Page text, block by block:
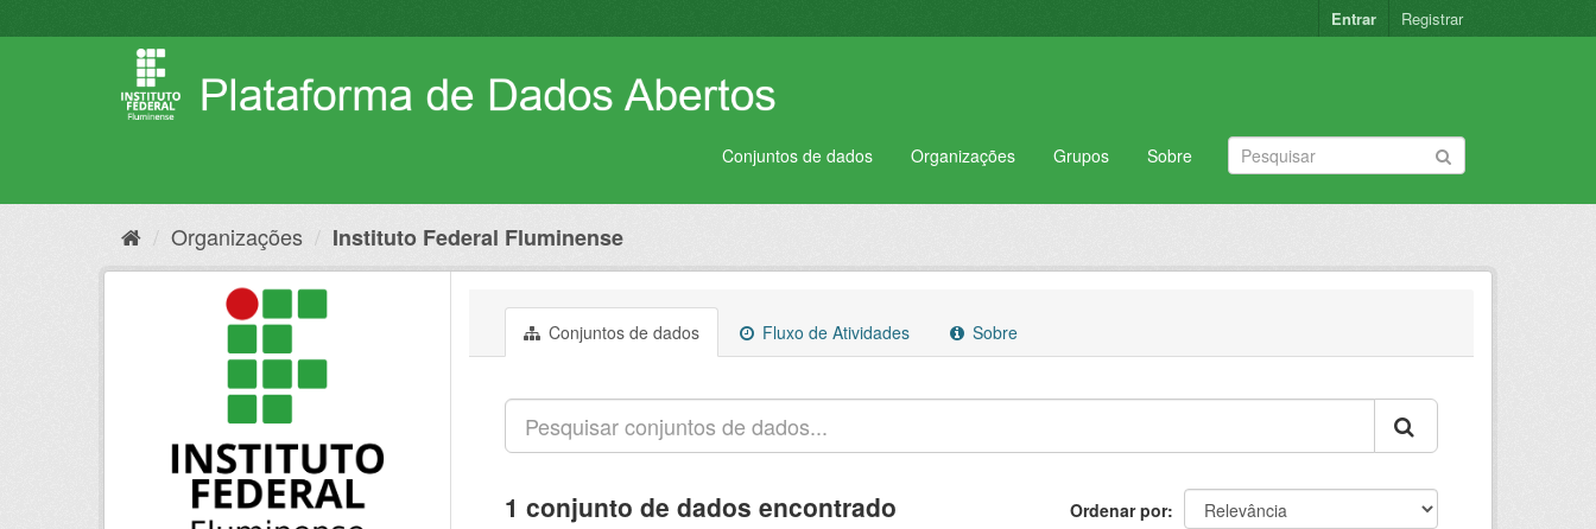
para
Entrar Registrar
Conjuntos de dados Organizações Grupos Sobre
Organizações Instituto Federal Fluminense
Conjuntos de dados Fluxo de Atividades Sobre
Ordenar por
1 conjunto de dados encontrado